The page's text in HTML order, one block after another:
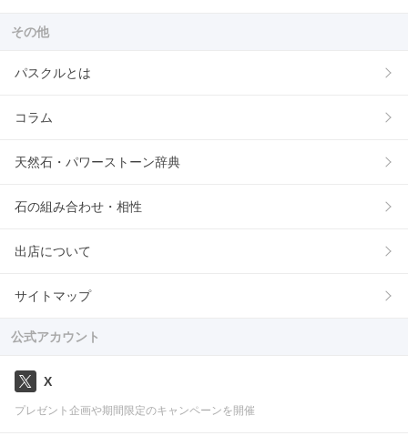
その他
パスクルとは
コラム
天然石・パワーストーン辞典
石の組み合わせ・相性
出店について
サイトマップ
公式アカウント
X
プレゼント企画や期間限定のキャンペーンを開催